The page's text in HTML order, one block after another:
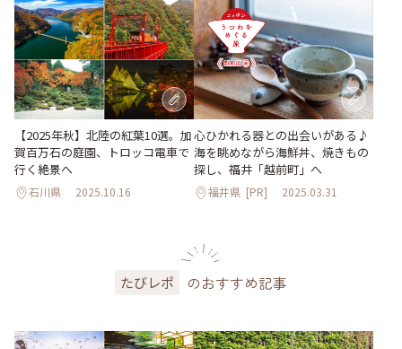
【2025年秋】北陸の紅葉10選。加
賀百万石の庭園、トロッコ電車で
行く絶景へ
石川県 2025.10.16
心ひかれる器との出会いがある♪
海を眺めながら海鮮丼、焼きもの
探し、福井「越前町」へ
福井県 [PR] 2025.03.31
たびレポ のおすすめ記事